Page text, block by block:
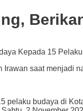
saat menjadi
pelaku budaya di